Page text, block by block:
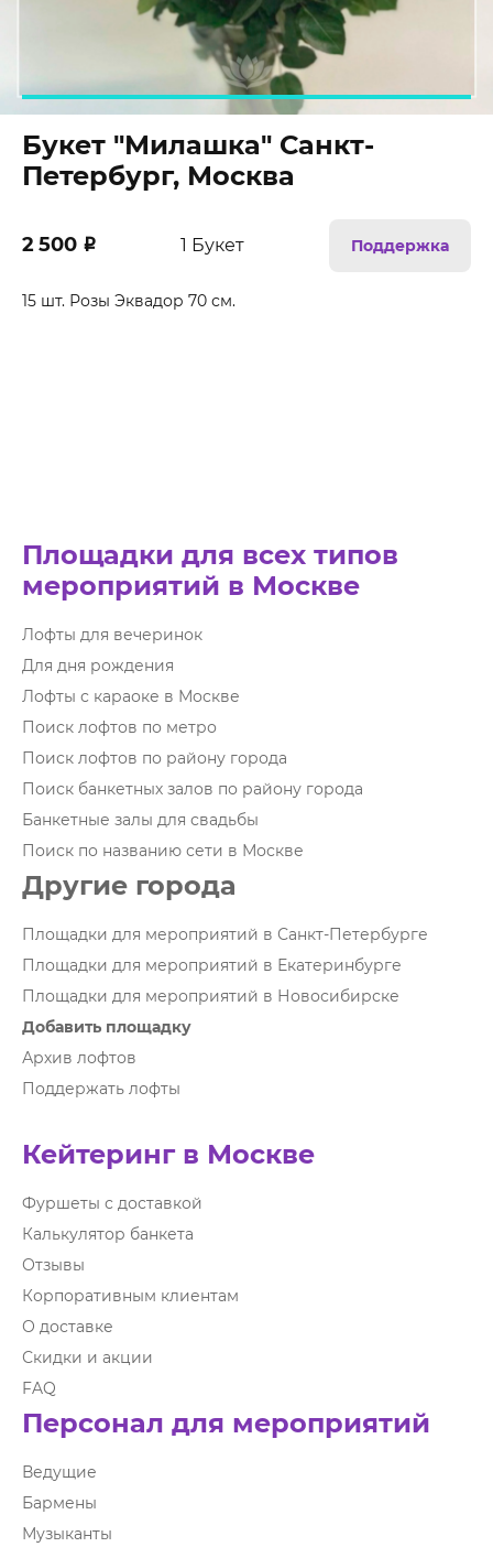
Букет "Милашка" Санкт-
Петербург, Москва
2 500 ₽ 1 Букет Поддержка
15 шт. Розы Эквадор 70 см.
Площадки для всех типов
мероприятий в Москве
Лофты для вечеринок
Для дня рождения
Лофты с караоке в Москве
Поиск лофтов по метро
Поиск лофтов по району города
Поиск банкетных залов по району города
Банкетные залы для свадьбы
Поиск по названию сети в Москве
Другие города
Площадки для мероприятий в Санкт-Петербурге
Площадки для мероприятий в Екатеринбурге
Площадки для мероприятий в Новосибирске
Добавить площадку
Архив лофтов
Поддержать лофты
Кейтеринг в Москве
Фуршеты с доставкой
Калькулятор банкета
Отзывы
Корпоративным клиентам
О доставке
Скидки и акции
FAQ
Персонал для мероприятий
Ведущие
Бармены
Музыканты